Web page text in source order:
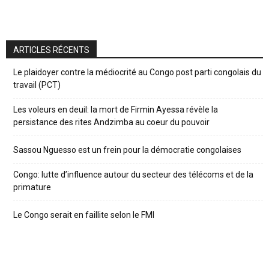
ARTICLES RÉCENTS
Le plaidoyer contre la médiocrité au Congo post parti congolais du
travail (PCT)
Les voleurs en deuil: la mort de Firmin Ayessa révèle la
persistance des rites Andzimba au coeur du pouvoir
Sassou Nguesso est un frein pour la démocratie congolaises
Congo: lutte d’influence autour du secteur des télécoms et de la
primature
Le Congo serait en faillite selon le FMI